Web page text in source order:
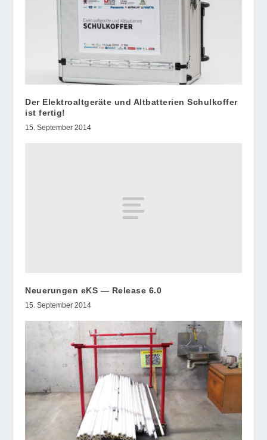
Der Elektroaltgeräte und Altbatterien Schulkoffer
ist fertig!
15. September 2014
Neuerungen eKS — Release 6.0
15. September 2014